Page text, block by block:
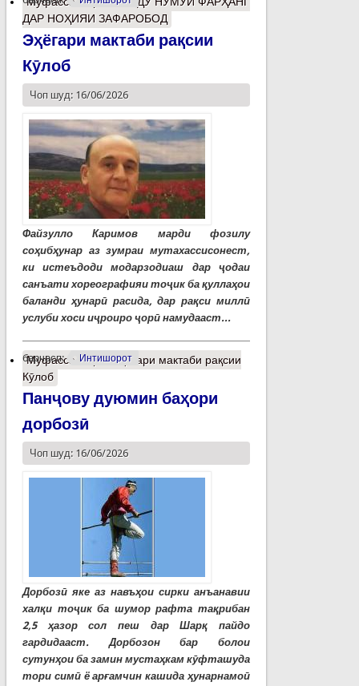
ДАР НОҲИЯИ ЗАФАРОБОД
Эҳёгари мактаби рақсии
Кӯлоб
Чоп шуд: 16/06/2026
Файзулло Каримов марди фозилу
соҳибҳунар аз зумраи мутахассисонест,
ки истеъдоди модарзодиаш дар ҷодаи
санъати хореографияи тоҷик ба қуллаҳои
баланди ҳунарӣ расида, дар рақси миллӣ
услуби хоси иҷроиро ҷорӣ намудааст...
барчасп: Интишорот
Муфассалтаро Эҳёгари мактаби рақсии
Кӯлоб
Панҷову дуюмин баҳори
дорбозӣ
Чоп шуд: 16/06/2026
Дорбозӣ яке аз навъҳои сирки анъанавии
халқи тоҷик ба шумор рафта тақрибан
2,5 ҳазор сол пеш дар Шарқ пайдо
гардидааст. Дорбозон бар болои
сутунҳои ба замин мустаҳкам кӯфташуда
тори симӣ ё арғамчин кашида ҳунарнамоӣ